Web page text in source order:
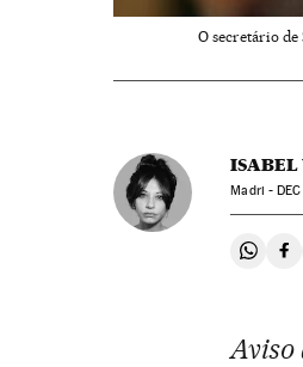
O secretário de
ISABEL
Madri -DEC
Aviso